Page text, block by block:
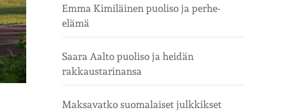
Emma Kimiläinen puoliso ja perhe-
elämä
Saara Aalto puoliso ja heidän
rakkaustarinansa
Maksavatko suomalaiset julkkikset